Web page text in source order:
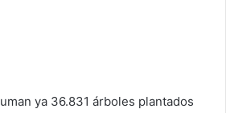
ya 36.831 árboles plantados